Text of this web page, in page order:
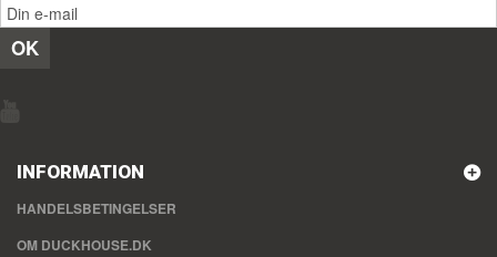
OK
INFORMATION
HANDELSBETINGELSER
OM DUCKHOUSE.DK